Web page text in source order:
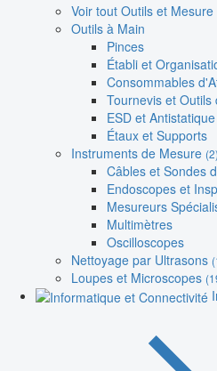
Voir tout Outils et Mesure
Outils à Main
Pinces
Établi et
Consommables
Tournevis et Outils
ESD et Antistatique
Étaux et Supports
Instruments de Mesure (2)
Câbles et Sondes
Endoscopes et
Mesureurs
Multimètres
Oscilloscopes
Nettoyage par Ultrasons
Loupes et Microscopes